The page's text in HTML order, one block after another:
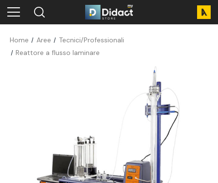
Home Aree
Tecnici/Professionali
Reattore a flusso laminare